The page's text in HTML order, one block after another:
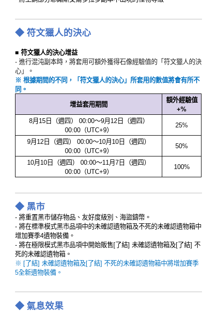
◆ 符文獵人的決心
■符文獵人的決心增益
-進行混沌副本時，將套用可額外獲得石像經驗值的「符文獵人的決
心」。
※ 根據期間的不同，「符文獵人的決心」所套用的數值將會有所不
同。
增益套用期間
額外經驗值
+%
8月15日（週四） 00:00～9月12日（週四）
00:00（UTC+9）
25%
9月12日（週四） 00:00～10月10日（週四）
00:00（UTC+9）
50%
10月10日（週四） 00:00～11月7日（週四）
00:00（UTC+9）
100%
◆ 黑市
- 將重置黑市儲存物品、友好度級別、海盜鑄幣。
- 將在標準模式黑市品項中的未確認遺物箱及不死的未確認遺物箱中
增加賽季4遺物裝備。
- 將在極限模式黑市品項中開始販售[了結] 未確認遺物箱及[了結] 不
死的未確認遺物箱。
※ [了結] 未確認遺物箱及[了結] 不死的未確認遺物箱中將增加賽季
5全新遺物裝備。
◆ 氣息效果